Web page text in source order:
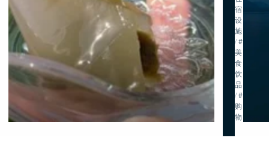
宿
设
施
/#
美
食・
饮
品
/#
购
物